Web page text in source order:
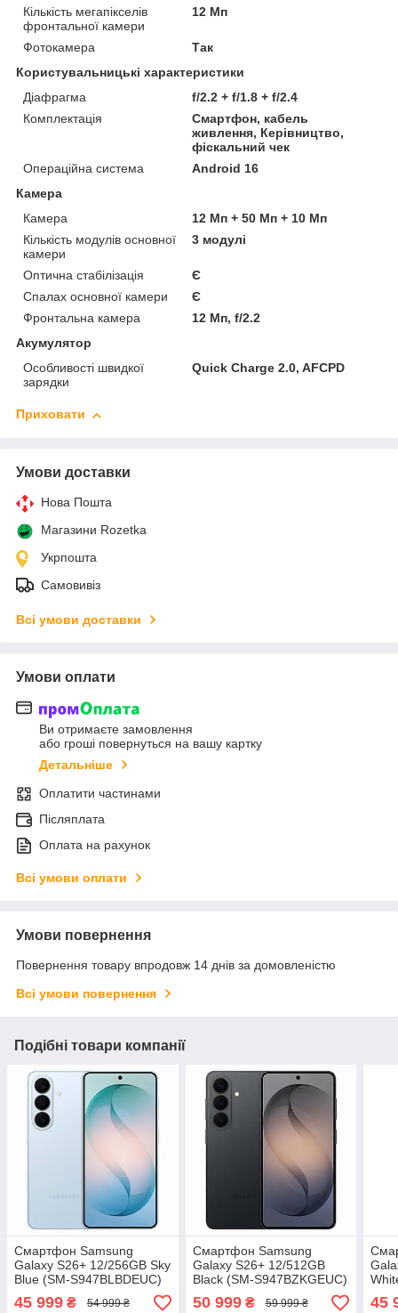
Кількість мегапікселів
фронтальної камери
12 Мп
Фотокамера
Так
Користувальницькі характеристики
Діафрагма
f/2.2 + f/1.8 + f/2.4
Комплектація
Смартфон, кабель
живлення, Керівництво,
фіскальний чек
Операційна система
Android 16
Камера
Камера
12 Мп + 50 Мп + 10 Мп
Кількість модулів основної
камери
3 модулі
Оптична стабілізація
Є
Спалах основної камери
Є
Фронтальна камера
12 Мп, f/2.2
Акумулятор
Особливості швидкої
зарядки
Quick Charge 2.0, AFCPD
Приховати
Умови доставки
Нова Пошта
Магазини Rozetka
Укрпошта
Самовивіз
Всі умови доставки
Умови оплати
Ви отримаєте замовлення
або гроші повернуться на вашу картку
Детальніше
Оплатити частинами
Післяплата
Оплата на рахунок
Всі умови оплати
Умови повернення
Повернення товару впродовж 14 днів за домовленістю
Всі умови повернення
Подібні товари компанії
Смартфон Samsung
Galaxy S26+ 12/256GB Sky
Blue (SM-S947BLBDEUC)
45 999 ₴ 54 999 ₴
Смартфон Samsung
Galaxy S26+ 12/512GB
Black (SM-S947BZKGEUC)
50 999₴ 59 999 ₴ 45